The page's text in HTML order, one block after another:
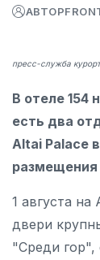
АВТОР
пресс-служба
В отеле 154
есть два
Altai Palace
размещения
1 августа
двери
"Среди